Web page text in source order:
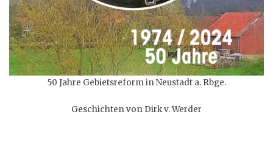
50 Jahre Gebietsreform in Neustadt a. Rbge.
Geschichten von Dirk v. Werder